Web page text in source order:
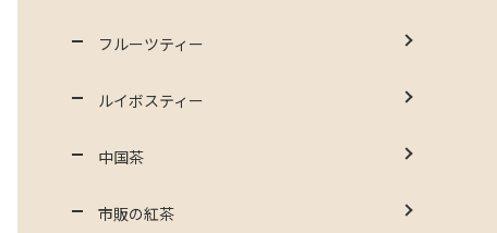
フルーツティー
ルイボスティー
中国茶
市販の紅茶